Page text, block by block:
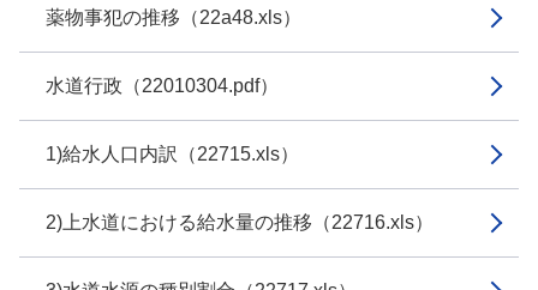
薬物事犯の推移（22a48.xls）
水道行政（22010304.pdf）
1)給水人口内訳（22715.xls）
2)上水道における給水量の推移（22716.xls）